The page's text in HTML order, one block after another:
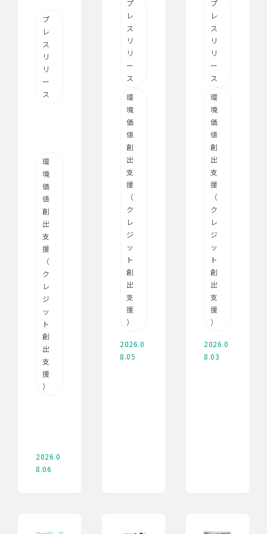
プ
レ
ス
リ
リ
ー
ス
環
境
価
値
創
出
支
援
（
ク
レ
ジ
ッ
ト
創
出
支
援
）
2026.0
8.06
プ
レ
ス
リ
リ
ー
ス
環
境
価
値
創
出
支
援
（
ク
レ
ジ
ッ
ト
創
出
支
援
）
2026.0
8.05
プ
レ
ス
リ
リ
ー
ス
環
境
価
値
創
出
支
援
（
ク
レ
ジ
ッ
ト
創
出
支
援
）
2026.0
8.03